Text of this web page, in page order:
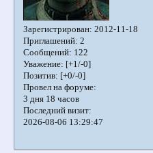
Зарегистрирован: 2012-11-18
Приглашений: 2
Сообщений: 122
Уважение: [+1/-0]
Позитив: [+0/-0]
Провел на форуме:
3 дня 18 часов
Последний визит:
2026-08-06 13:29:47